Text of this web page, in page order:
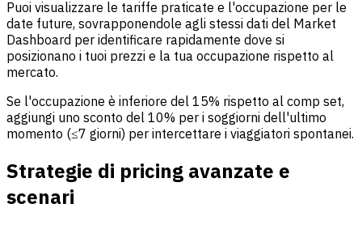
Puoi visualizzare le tariffe praticate e l'occupazione per le
date future, sovrapponendole agli stessi dati del Market
Dashboard per identificare rapidamente dove si
posizionano i tuoi prezzi e la tua occupazione rispetto al
mercato.
Se l'occupazione è inferiore del 15% rispetto al comp set,
aggiungi uno sconto del 10% per i soggiorni dell'ultimo
momento (≤7 giorni) per intercettare i viaggiatori spontanei.
Strategie di pricing avanzate e
scenari